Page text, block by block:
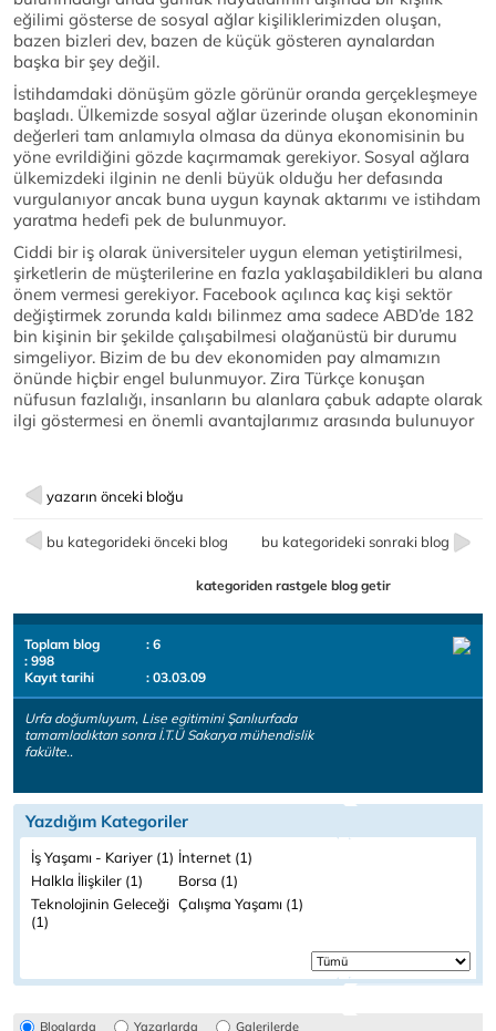
eğilimi gösterse de sosyal ağlar kişiliklerimizden oluşan,
bazen bizleri dev, bazen de küçük gösteren aynalardan
başka bir şey değil.
İstihdamdaki dönüşüm gözle görünür oranda gerçekleşmeye
başladı. Ülkemizde sosyal ağlar üzerinde oluşan ekonominin
değerleri tam anlamıyla olmasa da dünya ekonomisinin bu
yöne evrildiğini gözde kaçırmamak gerekiyor. Sosyal ağlara
ülkemizdeki ilginin ne denli büyük olduğu her defasında
vurgulanıyor ancak buna uygun kaynak aktarımı ve istihdam
yaratma hedefi pek de bulunmuyor.
Ciddi bir iş olarak üniversiteler uygun eleman yetiştirilmesi,
şirketlerin de müşterilerine en fazla yaklaşabildikleri bu alana
önem vermesi gerekiyor. Facebook açılınca kaç kişi sektör
değiştirmek zorunda kaldı bilinmez ama sadece ABD’de 182
bin kişinin bir şekilde çalışabilmesi olağanüstü bir durumu
simgeliyor. Bizim de bu dev ekonomiden pay almamızın
önünde hiçbir engel bulunmuyor. Zira Türkçe konuşan
nüfusun fazlalığı, insanların bu alanlara çabuk adapte olarak
ilgi göstermesi en önemli avantajlarımız arasında bulunuyor
yazarın önceki bloğu
bu kategorideki önceki blog bu kategorideki sonraki blog
kategoriden rastgele blog getir
Toplam blog
: 6
: 998
Kayıt tarihi
: 03.03.09
Urfa doğumluyum, Lise egitimini Şanlıurfada
tamamladıktan sonra İ.T.Ü Sakarya mühendislik
fakülte..
Yazdığım Kategoriler
İş Yaşamı - Kariyer (1) İnternet (1)
Halkla İlişkiler (1)
Borsa (1)
Teknolojinin Geleceği
(1)
Çalışma Yaşamı (1)
Bloglarda Yazarlarda Galerilerde